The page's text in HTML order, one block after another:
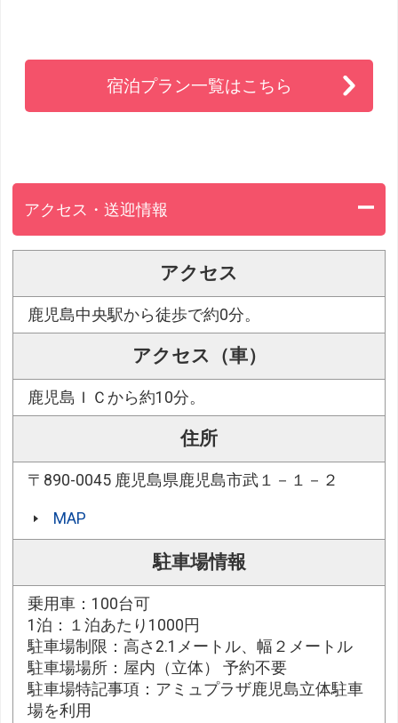
宿泊プラン一覧はこちら
アクセス・送迎情報
アクセス
鹿児島中央駅から徒歩で約0分。
アクセス（車）
鹿児島ＩＣから約10分。
住所
〒890-0045 鹿児島県鹿児島市武１－１－２
MAP
駐車場情報
乗用車：100台可
1泊：１泊あたり1000円
駐車場制限：高さ2.1メートル、幅２メートル
駐車場場所：屋内（立体） 予約不要
駐車場特記事項：アミュプラザ鹿児島立体駐車
場を利用